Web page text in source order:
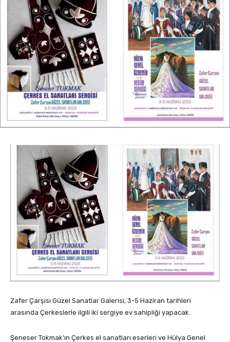
Zafer Çarşısı Güzel Sanatlar Galerisi, 3-5 Haziran tarihleri
arasında Çerkeslerle ilgili iki sergiye ev sahipliği yapacak.
Şeneser Tokmak’ın Çerkes el sanatları eserleri ve Hülya Genel